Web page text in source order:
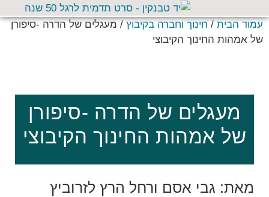
עמוד הבית/חינוך וחברה בקיבוץ/ מעגלים של הדרה -סיפורן
של אמהות החינוך הקיבוצי
מעגלים של הדרה -סיפורן
של אמהות החינוך הקיבוצי
מאת: גבי אסם ורחל הרץ לזרוביץ